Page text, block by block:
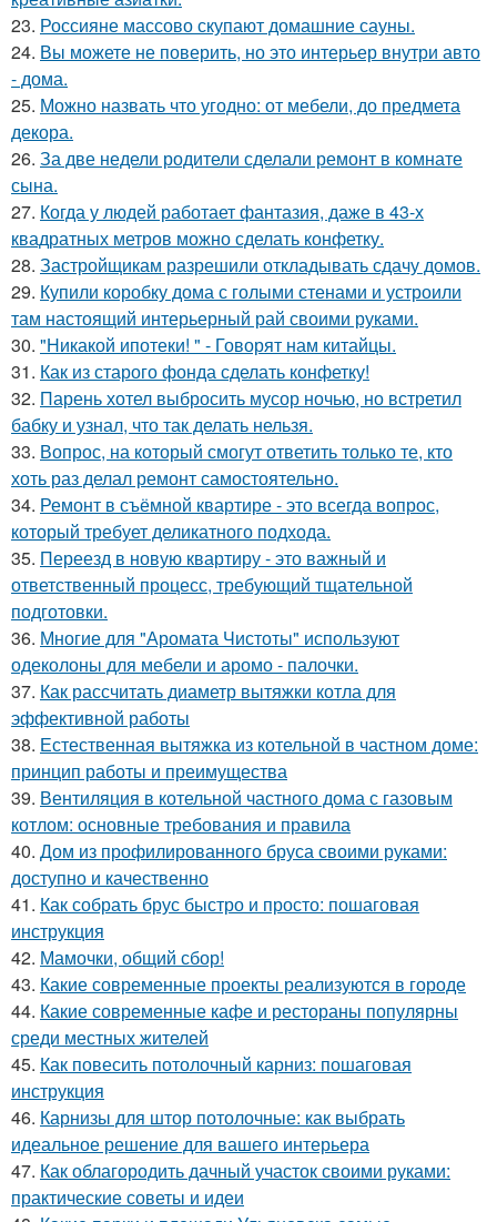
23. Россияне массово скупают домашние сауны.
24. Вы можете не поверить, но это интерьер внутри авто
- дома.
25. Можно назвать что угодно: от мебели, до предмета
декора.
26. За две недели родители сделали ремонт в комнате
сына.
27. Когда у людей работает фантазия, даже в 43-х
квадратных метров можно сделать конфетку.
28. Застройщикам разрешили откладывать сдачу домов.
29. Купили коробку дома с голыми стенами и устроили
там настоящий интерьерный рай своими руками.
30. "Никакой ипотеки! " - Говорят нам китайцы.
31. Как из старого фонда сделать конфетку!
32. Парень хотел выбросить мусор ночью, но встретил
бабку и узнал, что так делать нельзя.
33. Вопрос, на который смогут ответить только те, кто
хоть раз делал ремонт самостоятельно.
34. Ремонт в съёмной квартире - это всегда вопрос,
который требует деликатного подхода.
35. Переезд в новую квартиру - это важный и
ответственный процесс, требующий тщательной
подготовки.
36. Многие для "Аромата Чистоты" используют
одеколоны для мебели и аромо - палочки.
37. Как рассчитать диаметр вытяжки котла для
эффективной работы
38. Естественная вытяжка из котельной в частном доме:
принцип работы и преимущества
39. Вентиляция в котельной частного дома с газовым
котлом: основные требования и правила
40. Дом из профилированного бруса своими руками:
доступно и качественно
41. Как собрать брус быстро и просто: пошаговая
инструкция
42. Мамочки, общий сбор!
43. Какие современные проекты реализуются в городе
44. Какие современные кафе и рестораны популярны
среди местных жителей
45. Как повесить потолочный карниз: пошаговая
инструкция
46. Карнизы для штор потолочные: как выбрать
идеальное решение для вашего интерьера
47. Как облагородить дачный участок своими руками:
практические советы и идеи